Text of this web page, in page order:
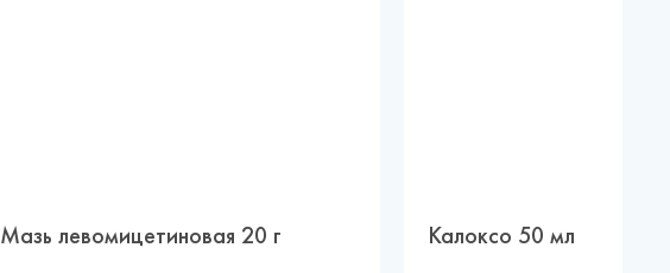
Мазь левомицетиновая 20 г Калоксо 50 мл